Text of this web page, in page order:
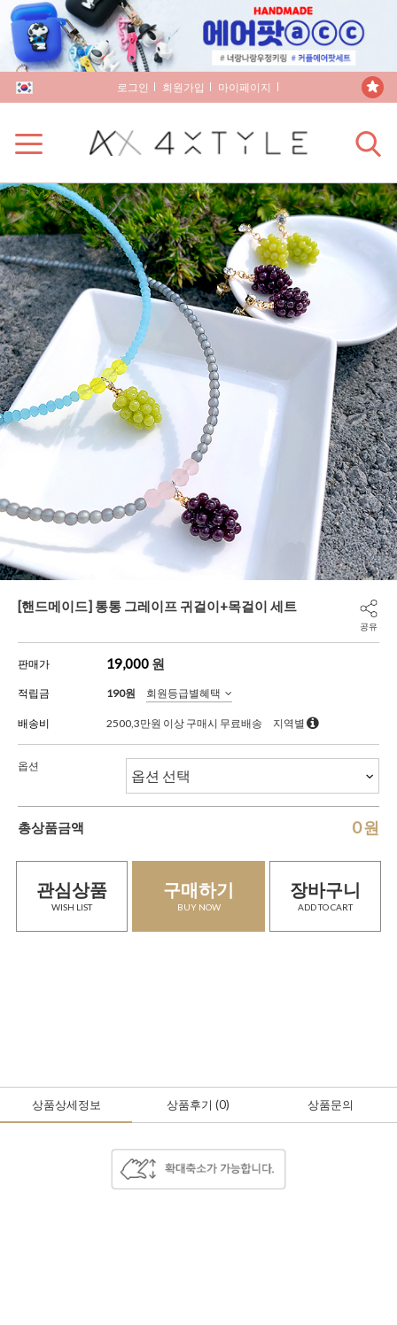
로그인 회원가입 마이페이지
[핸드메이드] 통통 그레이프 귀걸이+목걸이 세트
공유
판매가 19,000 원
적립금 190원 회원등급별혜택
배송비 2500,3만원 이상 구매시 무료배송 지역별
옵션
총상품금액 0원
관심상품
WISH LIST
구매하기
BUY NOW
장바구니
ADD TO CART
상품상세정보 상품후기 (0) 상품문의